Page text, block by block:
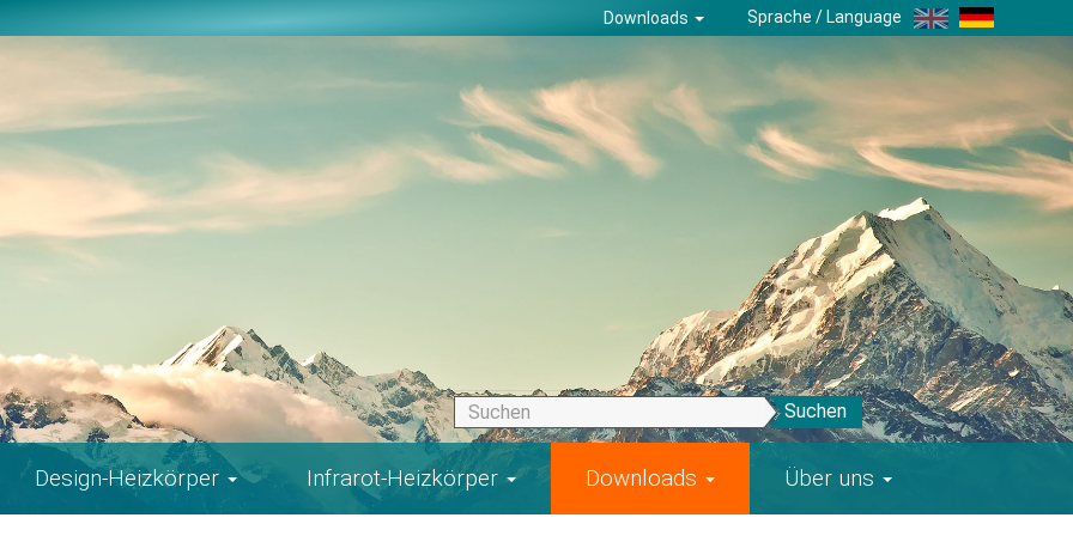
Downloads Sprache / Language
Suchen
Design-Heizkörper Infrarot-Heizkörper Downloads Über uns